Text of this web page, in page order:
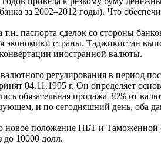
за 2002–2012 годы). Что
паспорта сделок со стороны
экономики страны. Таджикистан
иностранной валюты.
регулирования в период
04.11.1995 г. Он определяет
обязательная продажа 30% от
и по сегодняшний день, оба
новое положение НБТ и Таможенной
до 10000 долл.